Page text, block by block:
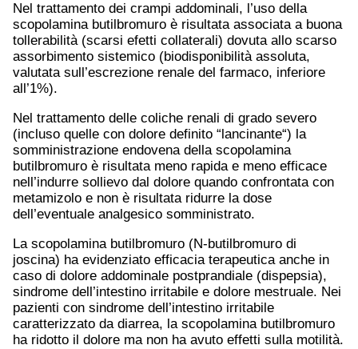
Nel trattamento dei crampi addominali, l’uso della
scopolamina butilbromuro è risultata associata a buona
tollerabilità (scarsi efetti collaterali) dovuta allo scarso
assorbimento sistemico (biodisponibilità assoluta,
valutata sull’escrezione renale del farmaco, inferiore
all’1%).
Nel trattamento delle coliche renali di grado severo
(incluso quelle con dolore definito “lancinante“) la
somministrazione endovena della scopolamina
butilbromuro è risultata meno rapida e meno efficace
nell’indurre sollievo dal dolore quando confrontata con
metamizolo e non è risultata ridurre la dose
dell’eventuale analgesico somministrato.
La scopolamina butilbromuro (N-butilbromuro di
joscina) ha evidenziato efficacia terapeutica anche in
caso di dolore addominale postprandiale (dispepsia),
sindrome dell’intestino irritabile e dolore mestruale. Nei
pazienti con sindrome dell’intestino irritabile
caratterizzato da diarrea, la scopolamina butilbromuro
ha ridotto il dolore ma non ha avuto effetti sulla motilità.